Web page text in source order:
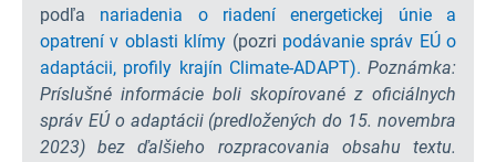
podľa nariadenia o riadení energetickej únie a
opatrení v oblasti klímy (pozri podávanie správ EÚ o
adaptácii, profily krajín Climate-ADAPT). Poznámka:
Príslušné informácie boli skopírované z oficiálnych
správ EÚ o adaptácii (predložených do 15. novembra
2023) bez ďalšieho rozpracovania obsahu textu.